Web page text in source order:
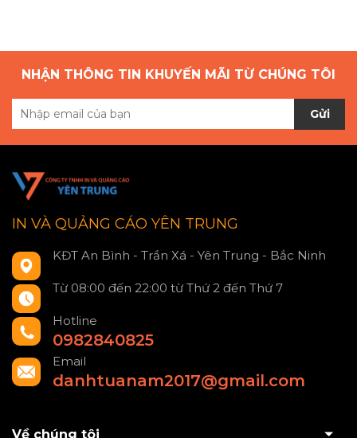
NHẬN THÔNG TIN KHUYẾN MÃI TỪ CHÚNG TÔI
Gửi
IN VÀ QUẢNG CÁO YÊN TRUNG
KĐT An Bình - Trần Xá - Yên Trung - Bắc Ninh
Từ 08:00 đến 22:00 từ Thứ 2 đến Thứ 7
Hotline
0982840825
Email
danhtuanam2017@gmail.com
Về chúng tôi